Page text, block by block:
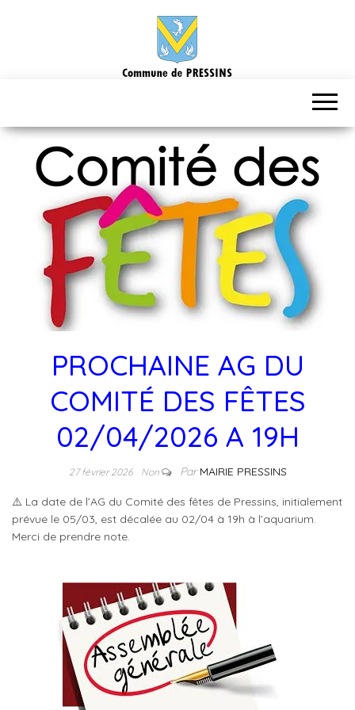
PROCHAINE AG DU
COMITÉ DES FÊTES
02/04/2026 A 19H
27 février 2026 Non ParMAIRIE PRESSINS
⚠️ La date de l’AG du Comité des fêtes de Pressins, initialement
prévue le 05/03, est décalée au 02/04 à 19h à l’aquarium.
Merci de prendre note.